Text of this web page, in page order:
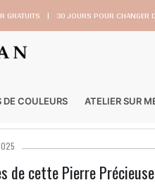
GRATUITS | 30 JOURS POUR CHANGER
COULEURS ATELIER SUR
de cette Pierre Précieuse